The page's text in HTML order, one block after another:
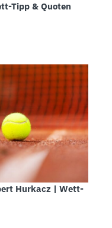
Tipp & Quoten
Hurkacz | Wett-